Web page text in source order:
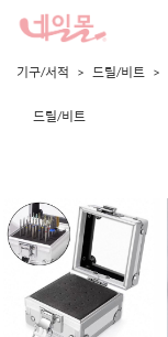
기구/서적 드릴/비트